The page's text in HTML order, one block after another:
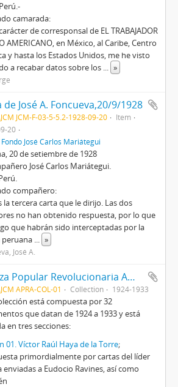
camarada:
de corresponsal de EL TRABAJADOR
AMERICANO, en México, al Caribe, Centro
y hasta los Estados Unidos, me he visto
a recabar datos sobre los ... »
de José A. Foncueva,20/9/1928
JCM-F-03-5-5.2-1928-09-20
Item
20
Fondo José Carlos Mariátegui
20 de setiembre de 1928
José Carlos Mariátegui.
compañero:
la tercera carta que le dirijo. Las dos
no han obtenido respuesta, por lo que
que habrán sido interceptadas por la
peruana ... »
José A.
Alianza Popular Revolucionaria Americana-APRA (Colección)
APRA-COL-01 Collection 1924-1933
está compuesta por 32
que datan de 1924 a 1933 y está
en tres secciones:
01. Víctor Raúl Haya de la Torre;
primordialmente por cartas del líder
enviadas a Eudocio Ravines, así como